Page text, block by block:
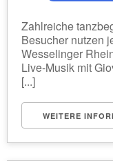
Zahlreiche
Besucher nutzen
Wesselinger
Live-Musik mit
[...]
WEITERE